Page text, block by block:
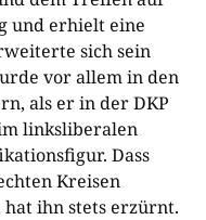
und erhielt eine
sich sein
vor allem in den
als er in der DKP
linksliberalen
Dass
Kreisen
ihn stets erzürnt.